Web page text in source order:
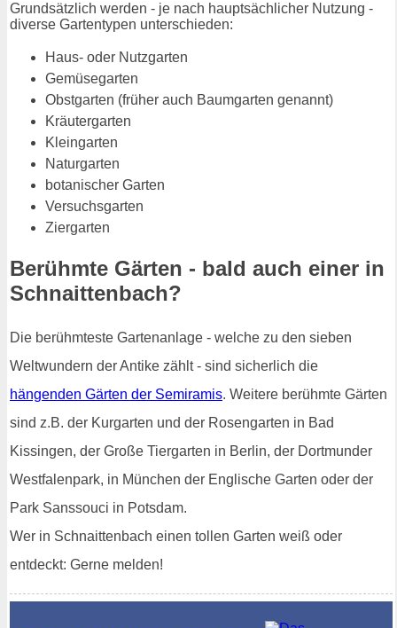
Grundsätzlich werden - je nach hauptsächlicher Nutzung -
diverse Gartentypen unterschieden:
Haus- oder Nutzgarten
Gemüsegarten
Obstgarten (früher auch Baumgarten genannt)
Kräutergarten
Kleingarten
Naturgarten
botanischer Garten
Versuchsgarten
Ziergarten
Berühmte Gärten - bald auch einer in
Schnaittenbach?
Die berühmteste Gartenanlage - welche zu den sieben
Weltwundern der Antike zählt - sind sicherlich die
hängenden Gärten der Semiramis. Weitere berühmte Gärten
sind z.B. der Kurgarten und der Rosengarten in Bad
Kissingen, der Große Tiergarten in Berlin, der Dortmunder
Westfalenpark, in München der Englische Garten oder der
Park Sanssouci in Potsdam.
Wer in Schnaittenbach einen tollen Garten weiß oder
entdeckt: Gerne melden!